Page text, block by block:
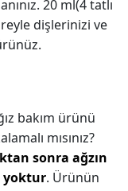
20 ml(4 tatlı
dişlerinizi ve
bakım ürünü
mısınız?
sonra ağzın
yoktur. Ürünün